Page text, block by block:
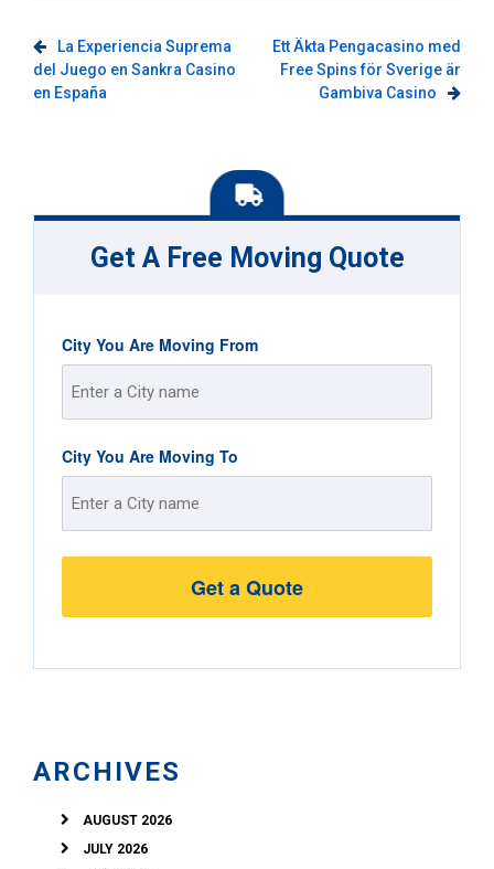
Post
navigation
La Experiencia Suprema
del Juego en Sankra Casino
en España
Ett Äkta Pengacasino med
Free Spins för Sverige är
Gambiva Casino
Get A Free Moving Quote
City You Are Moving From
Street
Address
City You Are Moving To
Street
ARCHIVES
AUGUST 2026
JULY 2026